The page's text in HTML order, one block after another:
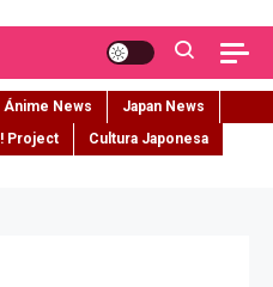
Ánime News
Japan News
Project
Cultura Japonesa